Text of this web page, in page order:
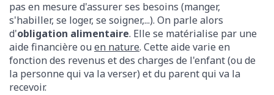
pas en mesure d'assurer ses besoins (manger,
s'habiller, se loger, se soigner,...). On parle alors
d'obligation alimentaire. Elle se matérialise par une
aide financière ouen nature. Cette aide varie en
fonction des revenus et des charges de l'enfant (ou de
la personne qui va la verser) et du parent qui va la
recevoir.